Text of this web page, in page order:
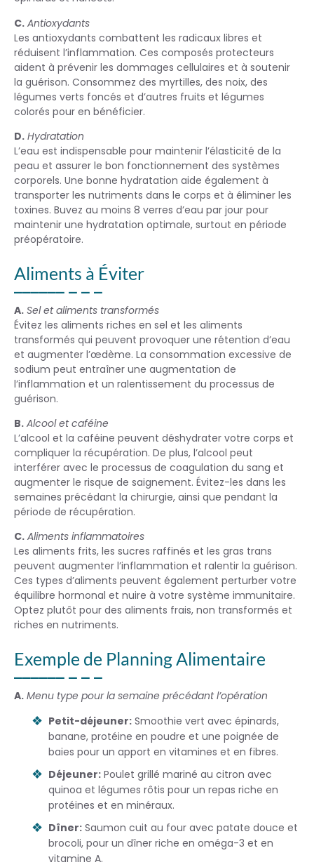
C. Antioxydants
Les antioxydants combattent les radicaux libres et
réduisent l’inflammation. Ces composés protecteurs
aident à prévenir les dommages cellulaires et à soutenir
la guérison. Consommez des myrtilles, des noix, des
légumes verts foncés et d’autres fruits et légumes
colorés pour en bénéficier.
D. Hydratation
L’eau est indispensable pour maintenir l’élasticité de la
peau et assurer le bon fonctionnement des systèmes
corporels. Une bonne hydratation aide également à
transporter les nutriments dans le corps et à éliminer les
toxines. Buvez au moins 8 verres d’eau par jour pour
maintenir une hydratation optimale, surtout en période
préopératoire.
Aliments à Éviter
A. Sel et aliments transformés
Évitez les aliments riches en sel et les aliments
transformés qui peuvent provoquer une rétention d’eau
et augmenter l’œdème. La consommation excessive de
sodium peut entraîner une augmentation de
l’inflammation et un ralentissement du processus de
guérison.
B. Alcool et caféine
L’alcool et la caféine peuvent déshydrater votre corps et
compliquer la récupération. De plus, l’alcool peut
interférer avec le processus de coagulation du sang et
augmenter le risque de saignement. Évitez-les dans les
semaines précédant la chirurgie, ainsi que pendant la
période de récupération.
C. Aliments inflammatoires
Les aliments frits, les sucres raffinés et les gras trans
peuvent augmenter l’inflammation et ralentir la guérison.
Ces types d’aliments peuvent également perturber votre
équilibre hormonal et nuire à votre système immunitaire.
Optez plutôt pour des aliments frais, non transformés et
riches en nutriments.
Exemple de Planning Alimentaire
A. Menu type pour la semaine précédant l’opération
Petit-déjeuner: Smoothie vert avec épinards,
banane, protéine en poudre et une poignée de
baies pour un apport en vitamines et en fibres.
Déjeuner: Poulet grillé mariné au citron avec
quinoa et légumes rôtis pour un repas riche en
protéines et en minéraux.
Dîner: Saumon cuit au four avec patate douce et
brocoli, pour un dîner riche en oméga-3 et en
vitamine A.